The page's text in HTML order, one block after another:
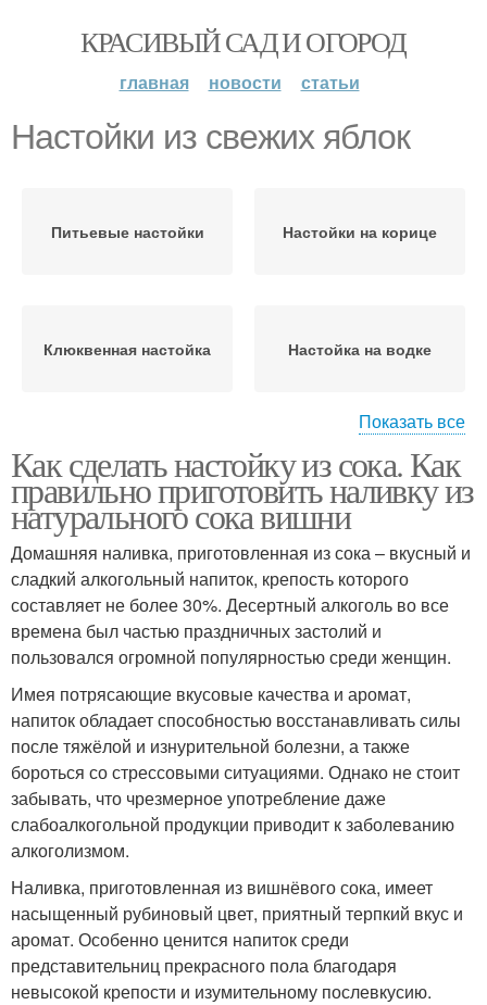
КРАСИВЫЙ САД И ОГОРОД
главная новости статьи
Настойки из свежих яблок
Питьевые настойки Настойки на корице
Клюквенная настойка Настойка на водке
Настойка из яблок Яблочная настойка
Настойка на самогоне
Настойка на яблочном
соке
Показать все
Как сделать настойку из сока. Как
правильно приготовить наливку из
натурального сока вишни
Домашняя наливка, приготовленная из сока – вкусный и
сладкий алкогольный напиток, крепость которого
составляет не более 30%. Десертный алкоголь во все
времена был частью праздничных застолий и
пользовался огромной популярностью среди женщин.
Имея потрясающие вкусовые качества и аромат,
напиток обладает способностью восстанавливать силы
после тяжёлой и изнурительной болезни, а также
бороться со стрессовыми ситуациями. Однако не стоит
забывать, что чрезмерное употребление даже
слабоалкогольной продукции приводит к заболеванию
алкоголизмом.
Наливка, приготовленная из вишнёвого сока, имеет
насыщенный рубиновый цвет, приятный терпкий вкус и
аромат. Особенно ценится напиток среди
представительниц прекрасного пола благодаря
невысокой крепости и изумительному послевкусию.